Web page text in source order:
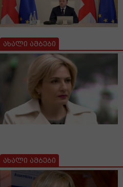
ახალი ამბები
ახალი ამბები